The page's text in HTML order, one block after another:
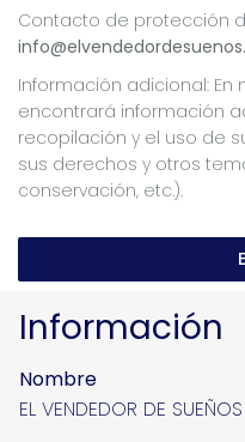
Contacto de protección
Información adicional: En
encontrará información
recopilación y el uso de
sus derechos y otros
conservación, etc.).
Información
Nombre
EL VENDEDOR DE SUEÑOS